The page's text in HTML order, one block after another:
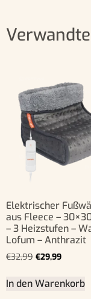
Elektrischer
aus Fleece –
– 3 Heizstufen –
Lofum – Anthrazit
€32,99 €29,99
In den Warenkorb